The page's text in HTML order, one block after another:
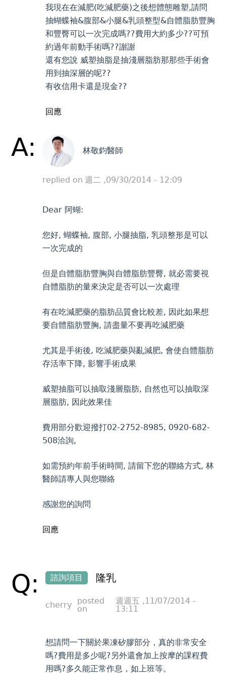
我現在在減肥(吃減肥藥)之後想體態雕塑,請問
抽蝴蝶袖&腹部&小腿&乳頭整型&自體脂肪豐胸
和豐臀可以一次完成嗎??費用大約多少??可預
約過年前動手術嗎??謝謝
還有您說 威塑抽脂是抽淺層脂肪那那些手術會
用到抽深層的呢??
有收信用卡還是現金??
回應
A: 林敬鈞醫師
replied on 週二 ,09/30/2014 - 12:09
Dear 阿蝴:
您好, 蝴蝶袖, 腹部, 小腿抽脂, 乳頭整形是可以
一次完成的
但是自體脂肪豐胸與自體脂肪豐臀, 就必需要視
自體脂肪的量來決定是否可以一次處理
有在吃減肥藥的脂肪品質會比較差, 因此如果想
要自體脂肪豐胸, 請盡量不要再吃減肥藥
尤其是手術後, 吃減肥藥與亂減肥, 會使自體脂肪
存活率下降, 影響手術成果
威塑抽脂可以抽取淺層脂肪, 自然也可以抽取深
層脂肪, 因此效果佳
費用部分歡迎撥打02-2752-8985, 0920-682-
508洽詢,
如需預約年前手術時間, 請留下您的聯絡方式, 林
醫師請專人與您聯絡
感謝您的詢問
回應
Q: 諮詢項目 隆乳
cherry
posted
on
週週五 ,11/07/2014 -
13:11
想請問一下關於果凍矽膠部分，真的非常安全
嗎?費用是多少呢?另外還會加上按摩的課程費
用嗎?多久能正常作息，如上班等。